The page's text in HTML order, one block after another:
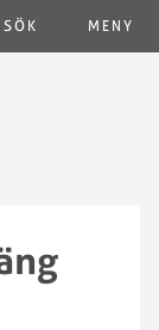
E-CYCLING
SÖK MENY